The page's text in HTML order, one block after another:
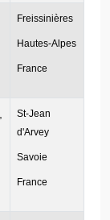
Freissinières
Hautes-Alpes
France
St-Jean
d'Arvey
Savoie
France